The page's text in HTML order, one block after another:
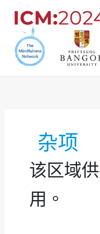
杂项
该区域
用。